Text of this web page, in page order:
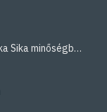
Vízszigetelés és ragasztástechnika Sika minőségben